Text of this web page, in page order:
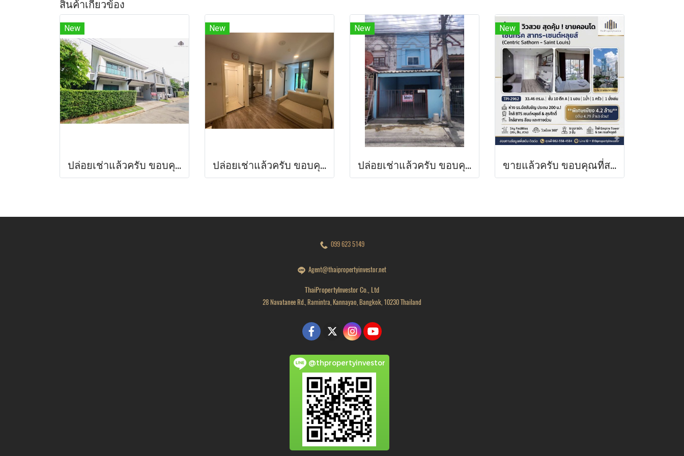
สินค้าเกี่ยวข้อง
New
ปล่อยเช่าแล้วครับ ขอบคุณที่สนใจ ให้เช่าบ้านเดี่ยวหรู พีเว่ ราชพฤกษ์ - สิรินธร (PYVE Ratchaphruek-Sirindhorn) 53.9 ตร.ว. หลังมุม บิ้วท์อินสวย ใกล้ Central Westville
New
ปล่อยเช่าแล้วครับ ขอบคุณที่สนใจ ห้องใหญ่ คุ้มค่า !! ปล่อยเช่าคอนโด แอทโมซ แจ้งวัฒนะ (Atmoz Chaengwattana) 34.88 ตร.ม 2 นอน ชั้น 2 ใกล้โลตัส,แม็คโคร,เซ็นทรัลแจ้งวัฒนะ ใกล้ MRT ศรีรัช ! ใกล้ทางด่วนศรีรัช !!!
New
ปล่อยเช่าแล้วครับ ขอบคุณที่สนใจ ให้เช่าทาวน์เฮ้าส์ 2 ชั้น หมู่บ้านดวงแก้ว ติวานนท์-ปากเกร็ด ขนาด 13 ตร.ว. ทาสีใหม่ทั้งหลัง
New
ขายแล้วครับ ขอบคุณที่สนใจ ชั้น 10 วิวสวย สุดคุ้ม ! ขายคอนโดเซ็นทริค สาทร-เซนต์หลุยส์ (Centric Sathorn - Saint Louis ） จาก SC Asset 33.46 ตร.ม !ห่างโรงเรียนอัสสัมชัญ (แผนกประถม)200 เมตร !ใกล้ BTS เซนต์หลุยส์ และ BTS สุรศักดิ์ ! ด่วนมาก
099 623 5149
Agent@thaipropertyinvestor.net
ThaiPropertyInvestor Co., Ltd
28 Navatanee Rd., Ramintra, Kannayao, Bangkok, 10230 Thailand
@thpropertyinvestor